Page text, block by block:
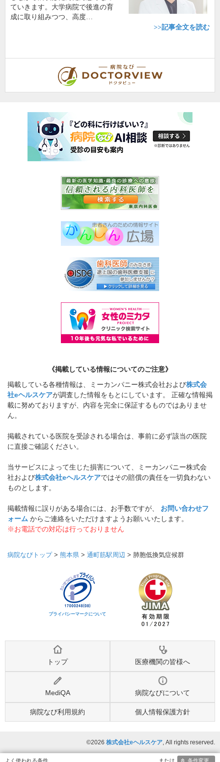
ていきます。大学病院で後進の育
成に取り組みつつ、高度…
>>記事全文を読む
《掲載している情報についてのご注意》
掲載している各種情報は、ミーカンパニー株式会社および株式会
社eヘルスケアが調査した情報をもとにしています。 正確な情報掲
載に努めておりますが、内容を完全に保証するものではありませ
ん。
掲載されている医院を受診される場合は、事前に必ず該当の医院
に直接ご確認ください。
当サービスによって生じた損害について、ミーカンパニー株式会
社および株式会社eヘルスケアではその賠償の責任を一切負わない
ものとします。
掲載情報に誤りがある場合には、お手数ですが、 お問い合わせフ
ォーム からご連絡をいただけますようお願いいたします。
※お電話での対応は行っておりません
病院なびトップ> 熊本県 > 通町筋駅周辺 > 肺胞低換気症候群
プライバシーマークについて
トップ 医療機関の皆様へ
MediQA 病院なびについて
病院なび利用規約 個人情報保護方針
©2026 株式会社eヘルスケア, All rights reserved.
条件変更